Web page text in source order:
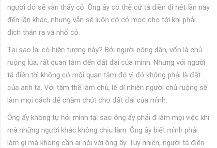
người đó sẽ vẫn thấy cỏ. Ông ấy có thể cử tá điền đi hết lần này
đến lần khác, nhưng vẫn sẽ luôn có cỏ mọc cho tới khi phải
đích thân ra và nhổ cỏ.
Tại sao lại có hiện tượng này? Bởi người nông dân, vốn là chủ
ruộng lúa, rất quan tâm đến đất đai của mình. Nhưng với người
tá điền thì không có mối quan tâm đó vì đó không phải là đất
của anh ta. Với tâm thế làm chủ, lẽ dĩ nhiên người chủ ruộng sẽ
làm mọi cách để chăm chút cho đất đai của mình.
Ông ấy không tự hỏi mình tại sao ông ấy phải đ làm mọi việc khi
mà những người khác không chịu làm. Ông ấy biết mình phải
làm gì mà không cần ai nói với ông ấy. Tuy nhiên, người tá điền